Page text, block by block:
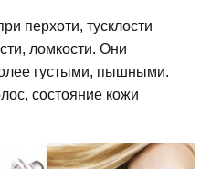
перхоти, тусклости
ломкости. Они
густыми, пышными.
состояние кожи